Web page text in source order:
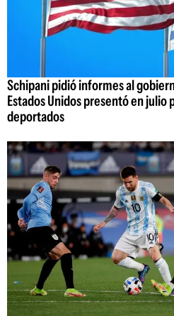
Schipani pidió informes al
Estados Unidos presentó en julio
deportados